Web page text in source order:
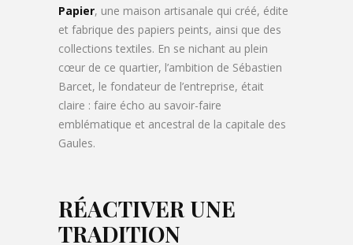
Papier, une maison artisanale qui créé, édite
et fabrique des papiers peints, ainsi que des
collections textiles. En se nichant au plein
cœur de ce quartier, l’ambition de Sébastien
Barcet, le fondateur de l’entreprise, était
claire : faire écho au savoir-faire
emblématique et ancestral de la capitale des
Gaules.
RÉACTIVER UNE
TRADITION